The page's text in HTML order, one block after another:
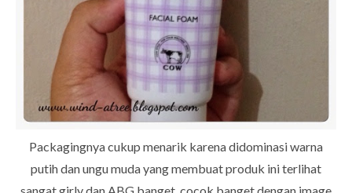
Packagingnya cukup menarik karena didominasi warna
putih dan ungu muda yang membuat produk ini terlihat